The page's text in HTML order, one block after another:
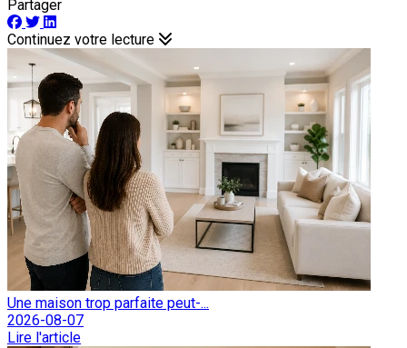
Partager
Continuez votre lecture
Une maison trop parfaite peut-...
2026-08-07
Lire l'article